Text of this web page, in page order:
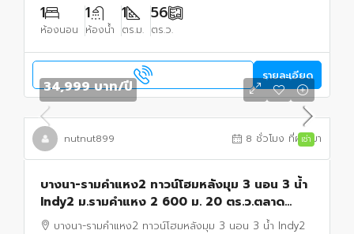
1
ห้องนอน
1
ห้องน้ำ
1
ตร.ม.
56
ตร.ว.
รายละเอียด
เช่า
34,999 บาท/ปี
nutnut899 8 ชั่วโมง ที่ผ่านมา
บางนา-รามคำแหง2 ทาวน์โฮมหลังมุม 3 นอน 3 น้ำ
Indy2 ม.รามคำแหง 2 600 ม. 20 ตร.ว.ตลาด
นัมเบอร์วัน ราม 2 700 ม.
บางนา-รามคำแหง2 ทาวน์โฮมหลังมุม 3 นอน 3 น้ำ Indy2